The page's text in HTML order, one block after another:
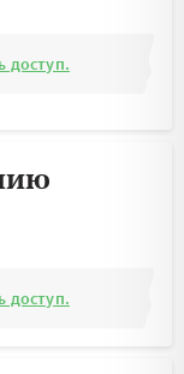
доступ.
доступ.